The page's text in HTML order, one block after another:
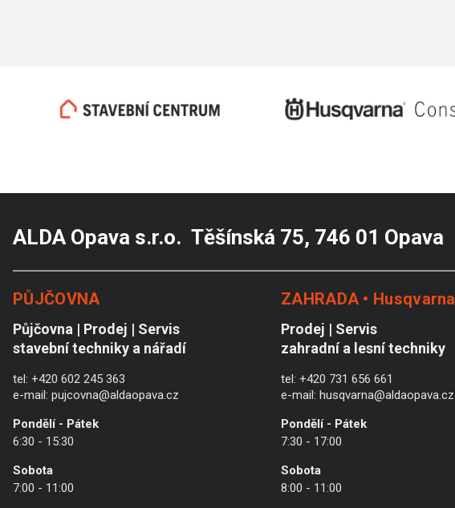
ALDA Opava s.r.o. Těšínská 75, 746 01 Opava
PŮJČOVNA
Půjčovna | Prodej | Servis
stavební techniky a nářadí
tel: +420 602 245 363
e-mail: pujcovna@aldaopava.cz
Pondělí - Pátek
6:30 - 15:30
Sobota
7:00 - 11:00
ZAHRADA • Husqvarna
Prodej | Servis
zahradní a lesní techniky
tel: +420 731 656 661
e-mail: husqvarna@aldaopava.cz
Pondělí - Pátek
7:30 - 17:00
Sobota
8:00 - 11:00